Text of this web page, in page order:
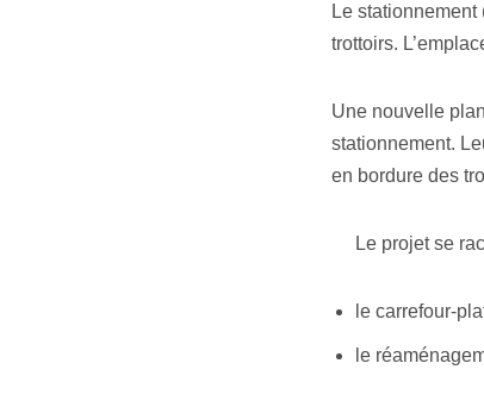
Le
trottoirs.
Une nouvelle
stationnement.
en bordure des
Le projet se
le carrefour-
le